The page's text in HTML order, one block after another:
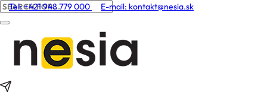
Tel: +421 948 779 000 E-mail: kontakt@nesia.sk